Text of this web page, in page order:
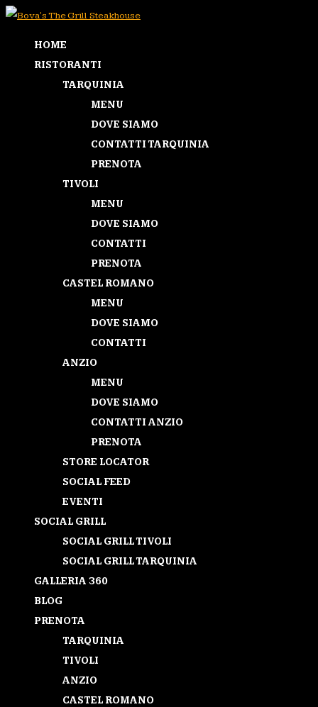
HOME
RISTORANTI
TARQUINIA
MENU
DOVE SIAMO
CONTATTI TARQUINIA
PRENOTA
TIVOLI
MENU
DOVE SIAMO
CONTATTI
PRENOTA
CASTEL ROMANO
MENU
DOVE SIAMO
CONTATTI
ANZIO
MENU
DOVE SIAMO
CONTATTI ANZIO
PRENOTA
STORE LOCATOR
SOCIAL FEED
EVENTI
SOCIAL GRILL
SOCIAL GRILL TIVOLI
SOCIAL GRILL TARQUINIA
GALLERIA 360
BLOG
PRENOTA
TARQUINIA
TIVOLI
ANZIO
CASTEL ROMANO